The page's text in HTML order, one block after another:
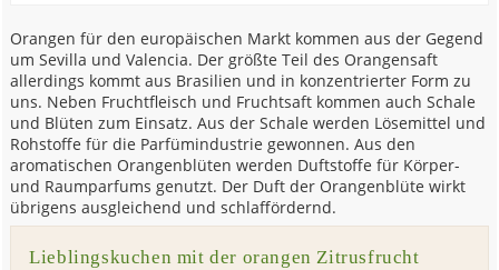
Orangen für den europäischen Markt kommen aus der Gegend
um Sevilla und Valencia. Der größte Teil des Orangensaft
allerdings kommt aus Brasilien und in konzentrierter Form zu
uns. Neben Fruchtfleisch und Fruchtsaft kommen auch Schale
und Blüten zum Einsatz. Aus der Schale werden Lösemittel und
Rohstoffe für die Parfümindustrie gewonnen. Aus den
aromatischen Orangenblüten werden Duftstoffe für Körper-
und Raumparfums genutzt. Der Duft der Orangenblüte wirkt
übrigens ausgleichend und schlaffördernd.
Lieblingskuchen mit der orangen Zitrusfrucht